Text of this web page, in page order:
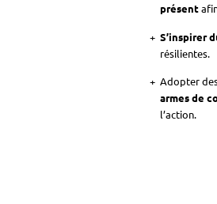
présent
S’inspirer
résilientes.
Adopter
armes de
l’action.